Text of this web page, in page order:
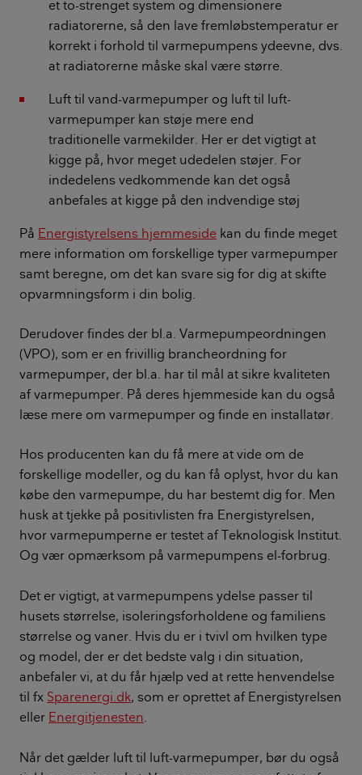
et to-strenget system og dimensionere
radiatorerne, så den lave fremløbstemperatur er
korrekt i forhold til varmepumpens ydeevne, dvs.
at radiatorerne måske skal være større.
Luft til vand-varmepumper og luft til luft-
varmepumper kan støje mere end
traditionelle varmekilder. Her er det vigtigt at
kigge på, hvor meget udedelen støjer. For
indedelens vedkommende kan det også
anbefales at kigge på den indvendige støj
På Energistyrelsens hjemmeside kan du finde meget
mere information om forskellige typer varmepumper
samt beregne, om det kan svare sig for dig at skifte
opvarmningsform i din bolig.
Derudover findes der bl.a. Varmepumpeordningen
(VPO), som er en frivillig brancheordning for
varmepumper, der bl.a. har til mål at sikre kvaliteten
af varmepumper. På deres hjemmeside kan du også
læse mere om varmepumper og finde en installatør.
Hos producenten kan du få mere at vide om de
forskellige modeller, og du kan få oplyst, hvor du kan
købe den varmepumpe, du har bestemt dig for. Men
husk at tjekke på positivlisten fra Energistyrelsen,
hvor varmepumperne er testet af Teknologisk Institut.
Og vær opmærksom på varmepumpens el-forbrug.
Det er vigtigt, at varmepumpens ydelse passer til
husets størrelse, isoleringsforholdene og familiens
størrelse og vaner. Hvis du er i tvivl om hvilken type
og model, der er det bedste valg i din situation,
anbefaler vi, at du får hjælp ved at rette henvendelse
til fx Sparenergi.dk, som er oprettet af Energistyrelsen
eller Energitjenesten.
Når det gælder luft til luft-varmepumper, bør du også